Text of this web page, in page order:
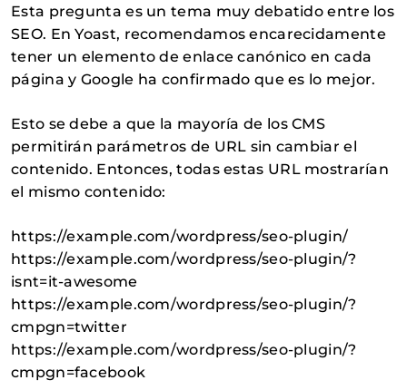
Esta pregunta es un tema muy debatido entre los
SEO. En Yoast, recomendamos encarecidamente
tener un elemento de enlace canónico en cada
página y Google ha confirmado que es lo mejor.
Esto se debe a que la mayoría de los CMS
permitirán parámetros de URL sin cambiar el
contenido. Entonces, todas estas URL mostrarían
el mismo contenido:
https://example.com/wordpress/seo-plugin/
https://example.com/wordpress/seo-plugin/?
isnt=it-awesome
https://example.com/wordpress/seo-plugin/?
cmpgn=twitter
https://example.com/wordpress/seo-plugin/?
cmpgn=facebook